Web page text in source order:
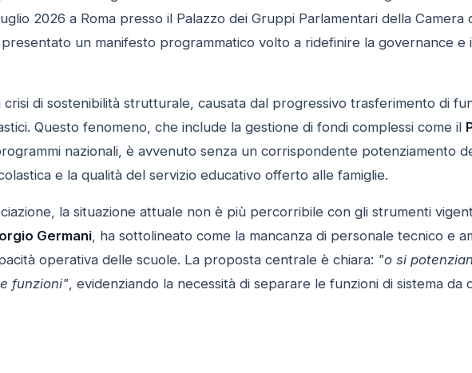
2026 a Roma presso il Palazzo dei Gruppi Parlamentari della Camera
un manifesto programmatico volto a ridefinire la governance e
di sostenibilità strutturale, causata dal progressivo trasferimento di
Questo fenomeno, che include la gestione di fondi complessi come il
nazionali, è avvenuto senza un corrispondente potenziamento
e la qualità del servizio educativo offerto alle famiglie.
la situazione attuale non è più percorribile con gli strumenti
Germani, ha sottolineato come la mancanza di personale tecnico e
operativa delle scuole. La proposta centrale è chiara: "o si
funzioni", evidenziando la necessità di separare le funzioni di sistema da